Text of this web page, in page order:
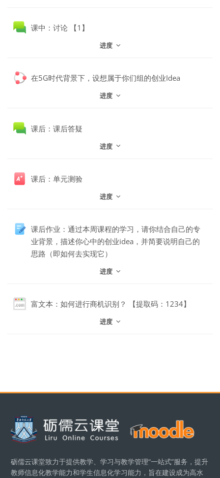
课中：讨论 【1】
进度
在5G时代背景下，设想属于你们组的创业Idea
进度
课后：课后答疑
进度
课后：单元测验
进度
课后作业：通过本周课程的学习，请你结合自己的专
业背景，描述你心中的创业idea，并简要说明自己的
思路（即如何去实现它）
进度
富文本：如何进行商机识别？ 【提取码：1234】
进度
版块
砺儒云课堂致力于提供教学、学习与教学管理“一站式”服务，提升
教师信息化教学能力和学生信息化学习能力，旨在建设成为高水